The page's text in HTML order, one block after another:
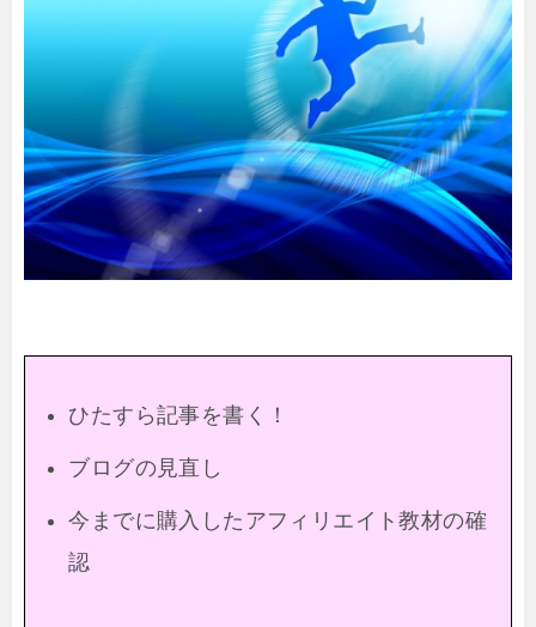
ひたすら記事を書く！
ブログの見直し
今までに購入したアフィリエイト教材の確
認